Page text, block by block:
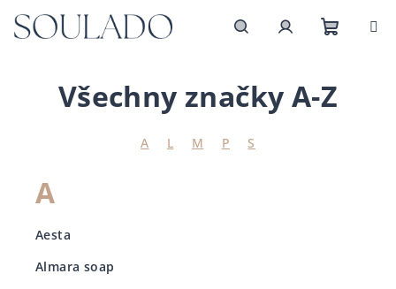
na
obsah
košík
Všechny značky A-Z
A L M P S
A
Aesta
Almara soap